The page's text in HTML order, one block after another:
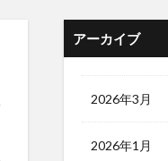
アーカイブ
2026年3月
2026年1月